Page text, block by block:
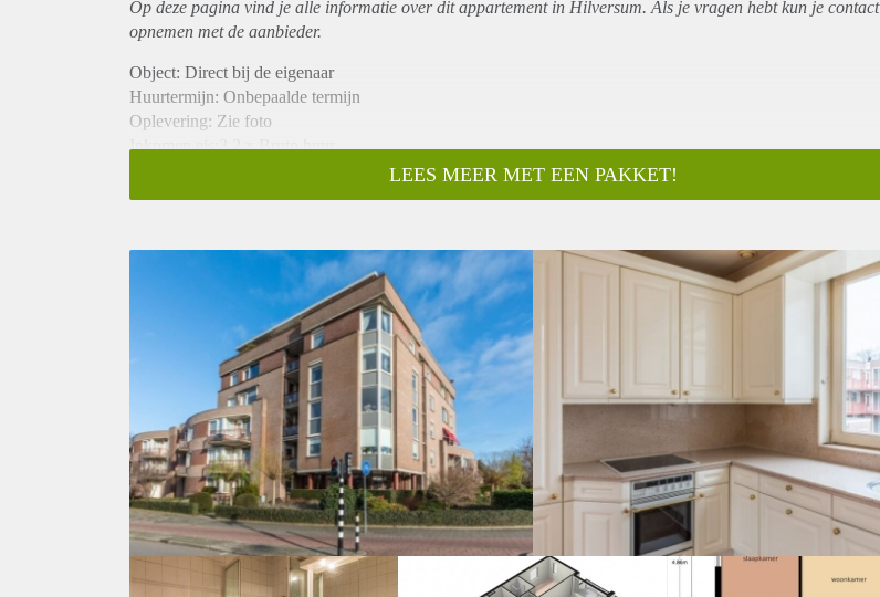
Op deze pagina vind je alle informatie over ditappartementin Hilversum. Als je vragen hebt kun je contact
opnemen met de aanbieder.
Object: Direct bij de eigenaar
Huurtermijn: Onbepaalde termijn
Oplevering: Zie foto
Inkomen eis:3,2 x Bruto huur
Borg: 1 Maand
Huisdieren toegestaan: Afhankelijk van de Eigenaar
Huurtoeslag grens: Nee
Geschikt voor studenten: Afhankelijk van de Eigenaar
LEES MEER MET EEN PAKKET!